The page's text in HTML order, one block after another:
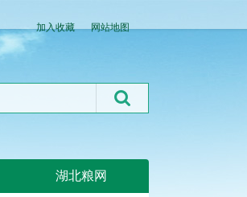
加入收藏 网站地图
湖北粮网